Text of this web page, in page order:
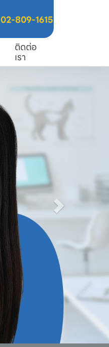
02-809-1615
ติดต่อ
เรา